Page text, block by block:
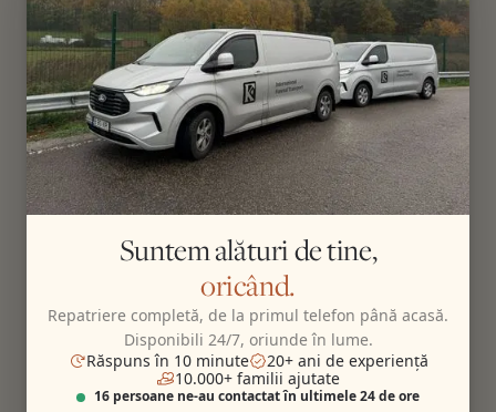
Suntem alături de tine,
oricând.
Repatriere completă, de la primul telefon până acasă.
Disponibili 24/7, oriunde în lume.
Răspuns în 10 minute
20+ ani de experiență
10.000+ familii ajutate
16 persoane ne-au contactat în ultimele 24 de ore